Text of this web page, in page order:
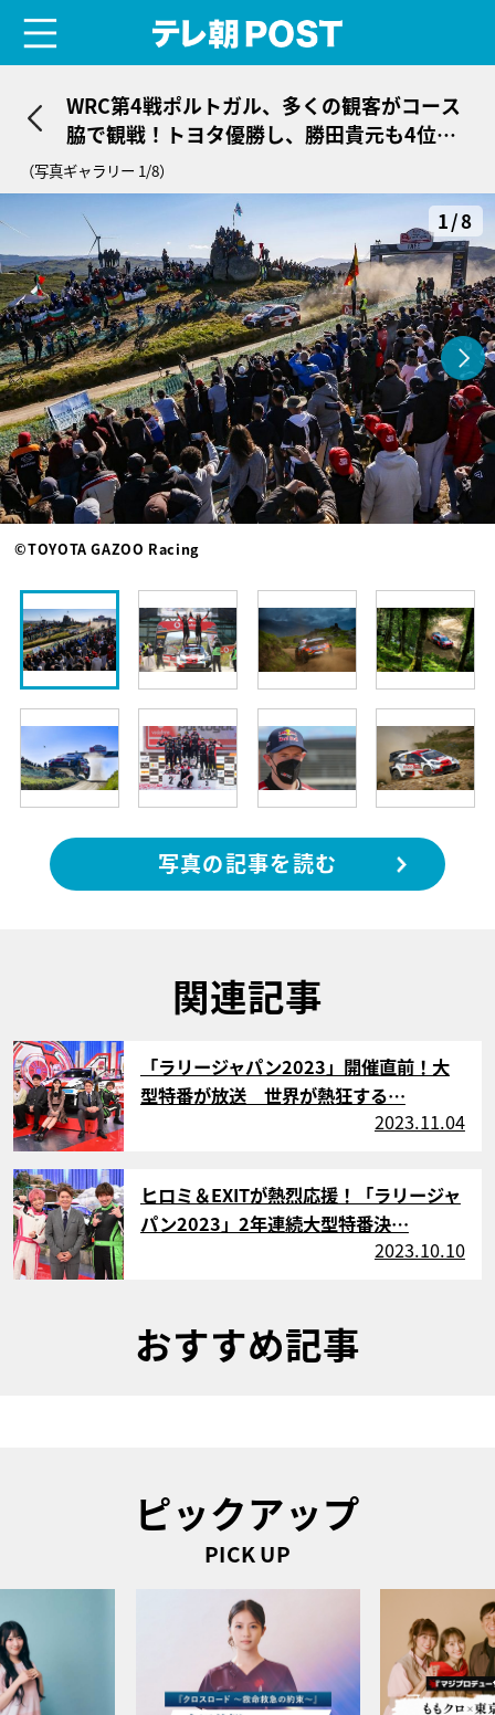
WRC第4戦ポルトガル、多くの観客がコース
脇で観戦！トヨタ優勝し、勝田貴元も4位で
自身最高リザルト
（写真ギャラリー 1/8）
1/8
©TOYOTA GAZOO Racing
写真の記事を読む
関連記事
サムネイル
「ラリージャパン2023」開催直前！大
型特番が放送 世界が熱狂する…
2023.11.04
サムネイル
ヒロミ＆EXITが熱烈応援！「ラリージャ
パン2023」2年連続大型特番決…
2023.10.10
おすすめ記事
ピックアップ
PICK UP